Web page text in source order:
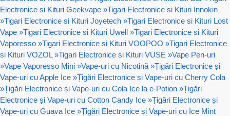
Electronice si Kituri Geekvape »Tigari Electronice si Kituri Innokin
»Tigari Electronice si Kituri Joyetech »Tigari Electronice si Kituri Lost
Vape »Tigari Electronice si Kituri Uwell »Tigari Electronice si Kituri
Vaporesso »Tigari Electronice si Kituri VOOPOO »Tigari Electronice
si Kituri VOZOL »Tigari Electronice si Kituri VUSE »Vape Pen-uri
»Vape Vaporesso Mini »Vape-uri cu Nicotină »Țigări Electronice și
Vape-uri cu Apple Ice »Țigări Electronice și Vape-uri cu Cherry Cola
»Țigări Electronice și Vape-uri cu Cola Ice la e-Potion »Țigări
Electronice și Vape-uri cu Cotton Candy Ice »Țigări Electronice și
Vape-uri cu Guava Ice »Țigări Electronice și Vape-uri cu Ice Mint